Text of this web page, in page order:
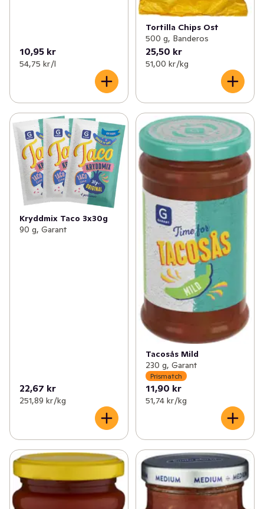
10,95 kr
54,75 kr /l
Tortilla Chips Ost
500 g, Banderos
25,50 kr
51,00 kr /kg
Kryddmix Taco 3x30g
90 g, Garant
22,67 kr
251,89 kr /kg
Tacosås Mild
230 g, Garant
Prismatch
11,90 kr
51,74 kr /kg